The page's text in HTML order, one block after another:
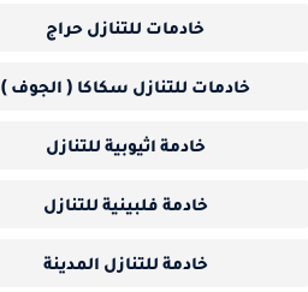
خادمات للتنازل حراج
خادمات للتنازل سكاكا ( الجوف )
خادمة اثيوبية للتنازل
خادمة فلبينية للتنازل
خادمة للتنازل المدينة